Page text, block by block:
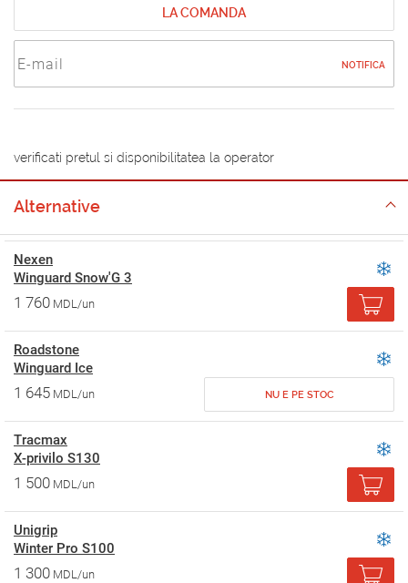
LA COMANDA
NOTIFICA
verificati pretul si disponibilitatea la operator
Alternative
Nexen
Winguard Snow'G 3
1 760 MDL/un
Roadstone
Winguard Ice
1 645 MDL/un NU E PE STOC
Tracmax
X-privilo S130
1 500 MDL/un
Unigrip
Winter Pro S100
1 300 MDL/un